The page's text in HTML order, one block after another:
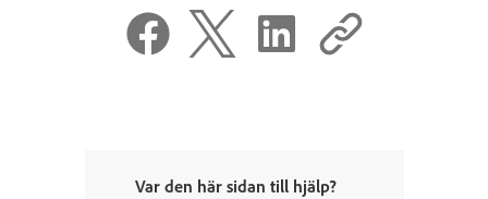
Var den här sidan till hjälp?